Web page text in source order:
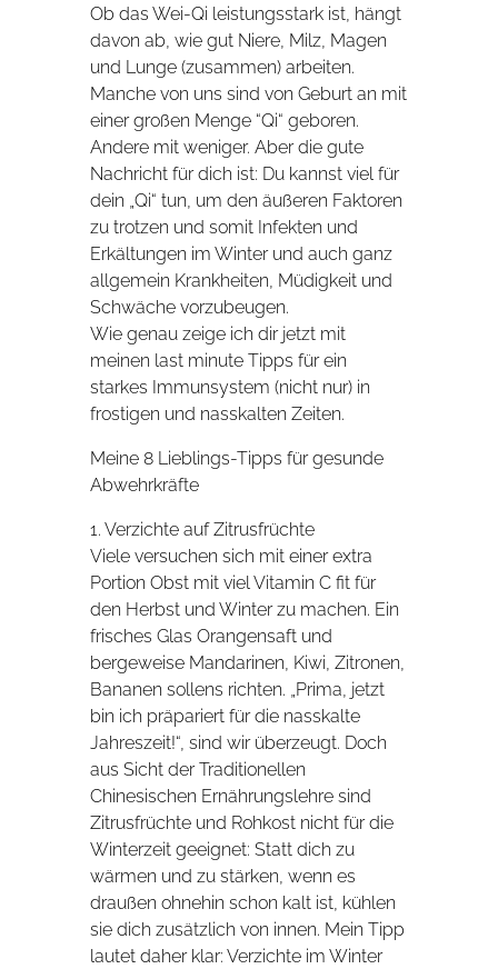
Ob das Wei-Qi leistungsstark ist, hängt
davon ab, wie gut Niere, Milz, Magen
und Lunge (zusammen) arbeiten.
Manche von uns sind von Geburt an mit
einer großen Menge “Qi“ geboren.
Andere mit weniger. Aber die gute
Nachricht für dich ist: Du kannst viel für
dein „Qi“ tun, um den äußeren Faktoren
zu trotzen und somit Infekten und
Erkältungen im Winter und auch ganz
allgemein Krankheiten, Müdigkeit und
Schwäche vorzubeugen.
Wie genau zeige ich dir jetzt mit
meinen last minute Tipps für ein
starkes Immunsystem (nicht nur) in
frostigen und nasskalten Zeiten.
Meine 8 Lieblings-Tipps für gesunde
Abwehrkräfte
1. Verzichte auf Zitrusfrüchte
Viele versuchen sich mit einer extra
Portion Obst mit viel Vitamin C fit für
den Herbst und Winter zu machen. Ein
frisches Glas Orangensaft und
bergeweise Mandarinen, Kiwi, Zitronen,
Bananen sollens richten. „Prima, jetzt
bin ich präpariert für die nasskalte
Jahreszeit!“, sind wir überzeugt. Doch
aus Sicht der Traditionellen
Chinesischen Ernährungslehre sind
Zitrusfrüchte und Rohkost nicht für die
Winterzeit geeignet: Statt dich zu
wärmen und zu stärken, wenn es
draußen ohnehin schon kalt ist, kühlen
sie dich zusätzlich von innen. Mein Tipp
lautet daher klar: Verzichte im Winter